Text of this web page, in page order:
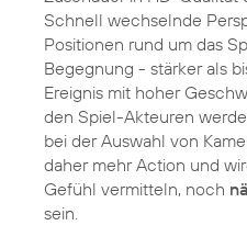
Schnell wechselnde
Positionen rund um das
Begegnung - stärker als
Ereignis mit hoher
den Spiel-Akteuren
bei der Auswahl von
daher mehr Action und
Gefühl vermitteln, noch
sein.